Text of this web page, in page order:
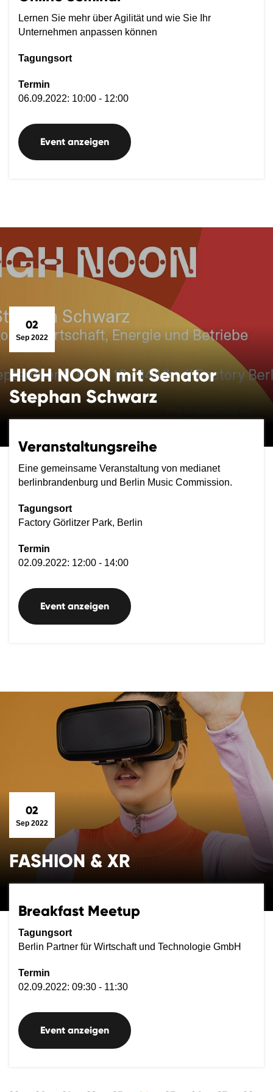
Lernen Sie mehr über Agilität und wie Sie Ihr
Unternehmen anpassen können
Tagungsort
Termin
06.09.2022: 10:00 - 12:00
Event anzeigen
02
Sep 2022
HIGH NOON mit Senator
Stephan Schwarz
Veranstaltungsreihe
Eine gemeinsame Veranstaltung von medianet
berlinbrandenburg und Berlin Music Commission.
Tagungsort
Factory Görlitzer Park, Berlin
Termin
02.09.2022: 12:00 - 14:00
Event anzeigen
02
Sep 2022
FASHION & XR
Breakfast Meetup
Tagungsort
Berlin Partner für Wirtschaft und Technologie GmbH
Termin
02.09.2022: 09:30 - 11:30
Event anzeigen